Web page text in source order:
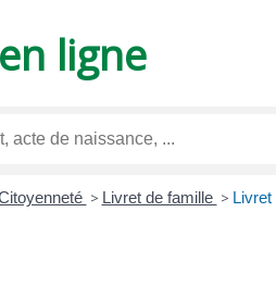
VARZAY
ligne
> Livret de famille > Livret